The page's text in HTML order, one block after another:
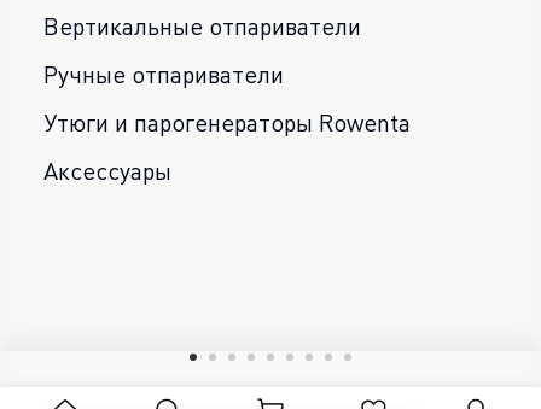
Вертикальные отпариватели
Ручные отпариватели
Утюги и парогенераторы Rowenta
Аксессуары